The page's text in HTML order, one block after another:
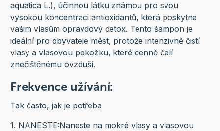
aquatica L.), účinnou látku známou pro svou
vysokou koncentraci antioxidantů, která poskytne
vašim vlasům opravdový detox. Tento šampon je
ideální pro obyvatele měst, protože intenzivně čistí
vlasy a vlasovou pokožku, které denně čelí
znečištěnému ovzduší.
Frekvence užívání:
Tak často, jak je potřeba
1. NANESTE:Naneste na mokré vlasy a vlasovou